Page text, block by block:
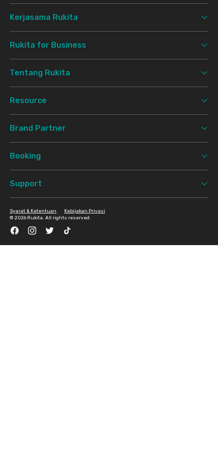
Kerjasama Rukita
Rukita for Business
Tentang Rukita
Resource
Brand Partner
Booking
Support
© 2026 Rukita. All rights reserved.
Syarat & Ketentuan Kebijakan Privasi
FacebookInstagramTwitter TikTok